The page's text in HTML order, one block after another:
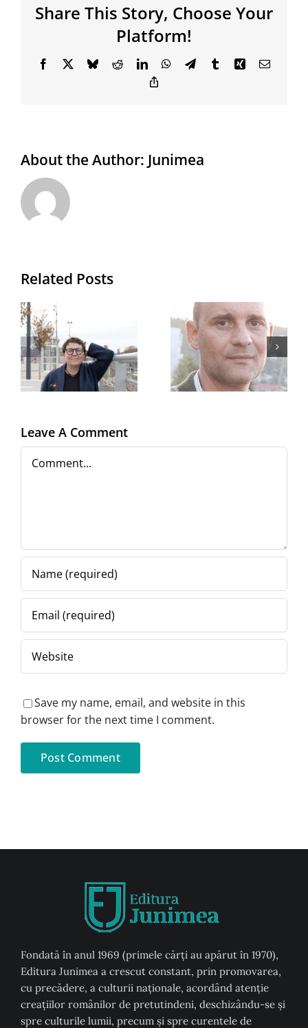
Share This Story, Choose Your
Platform!
Facebook BlueskyRedditLinkedInWhatsApp
TelegramTumblrXing Email
About the Author: Junimea
Related Posts
Revista
revistelor
Leave A Comment
Save my name, email, and website in this
browser for the next time I comment.
Fondată în anul 1969 (primele cărți au apărut în 1970),
Editura Junimea a crescut constant, prin promovarea,
cu precădere, a culturii naţionale, acordând atenţie
creaţiilor românilor de pretutindeni, deschizându-se şi
spre culturile lumii, precum şi spre curentele de